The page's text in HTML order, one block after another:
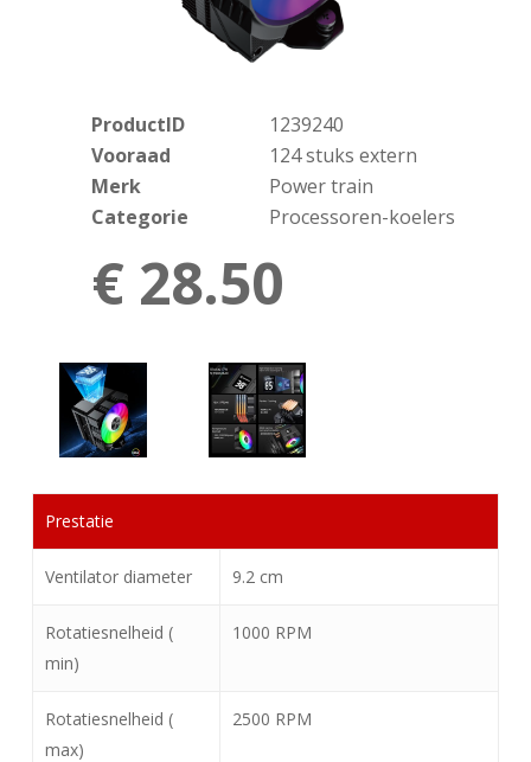
ProductID
1239240
Vooraad
124 stuks extern
Merk
Power train
Categorie
Processoren-koelers
€ 28.50
Prestatie
Ventilator diameter 9.2 cm
Rotatiesnelheid (
min)
1000 RPM
Rotatiesnelheid (
max)
2500 RPM